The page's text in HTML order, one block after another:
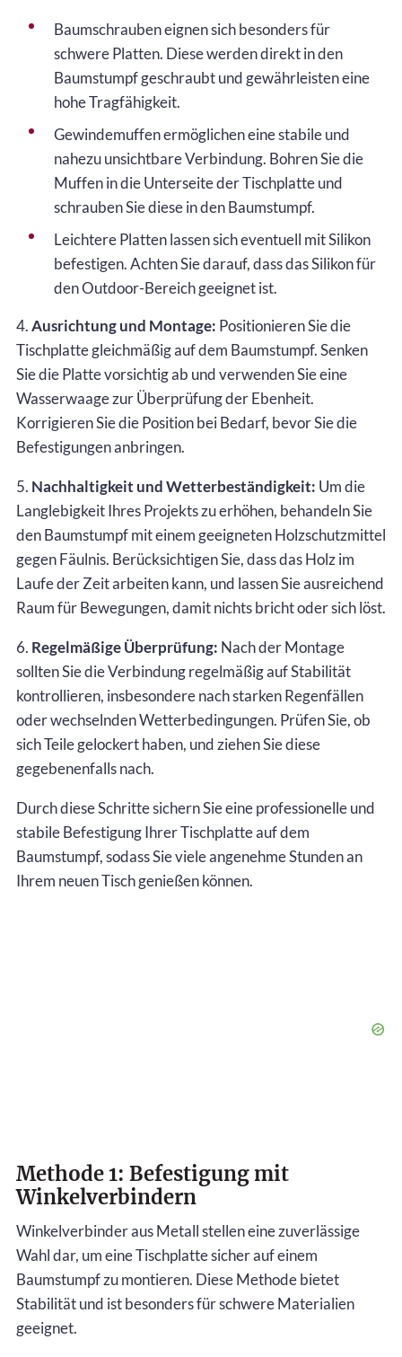
Baumschrauben eignen sich besonders für
schwere Platten. Diese werden direkt in den
Baumstumpf geschraubt und gewährleisten eine
hohe Tragfähigkeit.
Gewindemuffen ermöglichen eine stabile und
nahezu unsichtbare Verbindung. Bohren Sie die
Muffen in die Unterseite der Tischplatte und
schrauben Sie diese in den Baumstumpf.
Leichtere Platten lassen sich eventuell mit Silikon
befestigen. Achten Sie darauf, dass das Silikon für
den Outdoor-Bereich geeignet ist.
4.Ausrichtung und Montage: Positionieren Sie die
Tischplatte gleichmäßig auf dem Baumstumpf. Senken
Sie die Platte vorsichtig ab und verwenden Sie eine
Wasserwaage zur Überprüfung der Ebenheit.
Korrigieren Sie die Position bei Bedarf, bevor Sie die
Befestigungen anbringen.
5. Nachhaltigkeit und Wetterbeständigkeit: Um die
Langlebigkeit Ihres Projekts zu erhöhen, behandeln Sie
den Baumstumpf mit einem geeigneten Holzschutzmittel
gegen Fäulnis. Berücksichtigen Sie, dass das Holz im
Laufe der Zeit arbeiten kann, und lassen Sie ausreichend
Raum für Bewegungen, damit nichts bricht oder sich löst.
6. Regelmäßige Überprüfung: Nach der Montage
sollten Sie die Verbindung regelmäßig auf Stabilität
kontrollieren, insbesondere nach starken Regenfällen
oder wechselnden Wetterbedingungen. Prüfen Sie, ob
sich Teile gelockert haben, und ziehen Sie diese
gegebenenfalls nach.
Durch diese Schritte sichern Sie eine professionelle und
stabile Befestigung Ihrer Tischplatte auf dem
Baumstumpf, sodass Sie viele angenehme Stunden an
Ihrem neuen Tisch genießen können.
Methode 1: Befestigung mit
Winkelverbindern
Winkelverbinder aus Metall stellen eine zuverlässige
Wahl dar, um eine Tischplatte sicher auf einem
Baumstumpf zu montieren. Diese Methode bietet
Stabilität und ist besonders für schwere Materialien
geeignet.